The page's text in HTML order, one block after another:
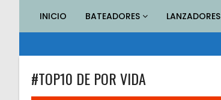
contenido
INICIO BATEADORES LANZADORES
#TOP10 DE POR VIDA